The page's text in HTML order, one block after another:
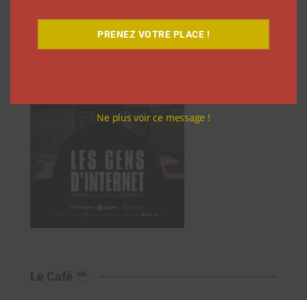
Le Café
PRENEZ VOTRE PLACE !
Ne plus voir ce message !